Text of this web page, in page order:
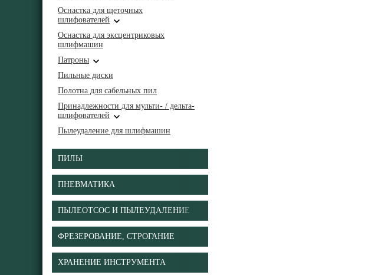
Оснастка для щеточных
шлифователей
Оснастка для эксцентриковых
шлифмашин
Патроны
Пильные диски
Полотна для сабельных пил
Принадлежности для мульти- / дельта-
шлифователей
Пылеудаление для шлифмашин
ПИЛЫ
ПНЕВМАТИКА
ПЫЛЕОТСОС И ПЫЛЕУДАЛЕНИЕ
ФРЕЗЕРОВАНИЕ, СТРОГАНИЕ
ХРАНЕНИЕ ИНСТРУМЕНТА